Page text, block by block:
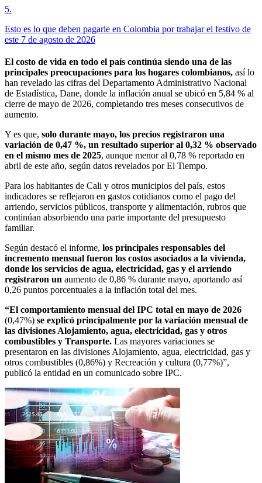
5.
Esto es lo que deben pagarle en Colombia por trabajar el festivo de
este 7 de agosto de 2026
El costo de vida en todo el país continúa siendo una de las
principales preocupaciones para los hogares colombianos, así lo
han revelado las cifras del Departamento Administrativo Nacional
de Estadística, Dane, donde la inflación anual se ubicó en 5,84 % al
cierre de mayo de 2026, completando tres meses consecutivos de
aumento.
Y es que, solo durante mayo, los precios registraron una
variación de 0,47 %, un resultado superior al 0,32 % observado
en el mismo mes de 2025, aunque menor al 0,78 % reportado en
abril de este año, según datos revelados por El Tiempo.
Para los habitantes de Cali y otros municipios del país, estos
indicadores se reflejaron en gastos cotidianos como el pago del
arriendo, servicios públicos, transporte y alimentación, rubros que
continúan absorbiendo una parte importante del presupuesto
familiar.
Según destacó el informe, los principales responsables del
incremento mensual fueron los costos asociados a la vivienda,
donde los servicios de agua, electricidad, gas y el arriendo
registraron un aumento de 0,86 % durante mayo, aportando así
0,26 puntos porcentuales a la inflación total del mes.
“El comportamiento mensual del IPC total en mayo de 2026
(0,47%) se explicó principalmente por la variación mensual de
las divisiones Alojamiento, agua, electricidad, gas y otros
combustibles y Transporte. Las mayores variaciones se
presentaron en las divisiones Alojamiento, agua, electricidad, gas y
otros combustibles (0,86%) y Recreación y cultura (0,77%)”,
publicó la entidad en un comunicado sobre IPC.